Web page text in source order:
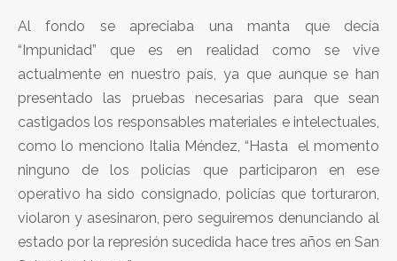
Al fondo se apreciaba una manta que decía
“Impunidad” que es en realidad como se vive
actualmente en nuestro país, ya que aunque se han
presentado las pruebas necesarias para que sean
castigados los responsables materiales e intelectuales,
como lo menciono Italia Méndez, “Hasta el momento
ninguno de los policías que participaron en ese
operativo ha sido consignado, policías que torturaron,
violaron y asesinaron, pero seguiremos denunciando al
estado por la represión sucedida hace tres años en San